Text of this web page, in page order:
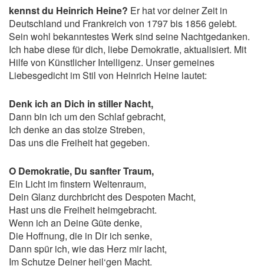
kennst du Heinrich Heine? Er hat vor deiner Zeit in
Deutschland und Frankreich von 1797 bis 1856 gelebt.
Sein wohl bekanntestes Werk sind seine Nachtgedanken.
Ich habe diese für dich, liebe Demokratie, aktualisiert. Mit
Hilfe von Künstlicher Intelligenz. Unser gemeines
Liebesgedicht im Stil von Heinrich Heine lautet:
Denk ich an Dich in stiller Nacht,
Dann bin ich um den Schlaf gebracht,
Ich denke an das stolze Streben,
Das uns die Freiheit hat gegeben.
O Demokratie, Du sanfter Traum,
Ein Licht im finstern Weltenraum,
Dein Glanz durchbricht des Despoten Macht,
Hast uns die Freiheit heimgebracht.
Wenn ich an Deine Güte denke,
Die Hoffnung, die in Dir ich senke,
Dann spür ich, wie das Herz mir lacht,
Im Schutze Deiner heil‘gen Macht.